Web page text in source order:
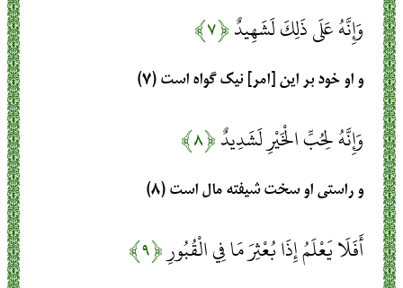
وَإِنَّهُ عَلَى ذَلِكَ لَشَهِيدٌ﴿۷﴾
و او خود بر اين [امر] نيك گواه است (۷)
وَإِنَّهُ لِحُبِّ الْخَيْرِ لَشَدِيدٌ﴿۸﴾
و راستى او سخت‏ شيفته مال است (۸)
أَفَلَا يَعْلَمُ إِذَا بُعْثِرَ مَا فِي الْقُبُورِ﴿۹﴾